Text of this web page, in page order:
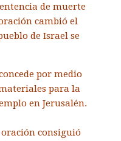
de muerte
cambió el
de Israel se
por medio
para la
en Jerusalén.
oración consiguió